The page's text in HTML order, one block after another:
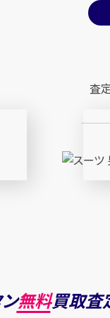
査
ン無料買取査